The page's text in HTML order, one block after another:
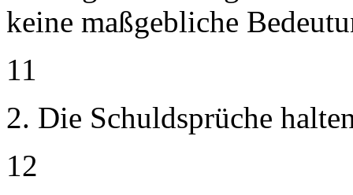
keine maßgebliche
11
2. Die Schuldsprüche
12